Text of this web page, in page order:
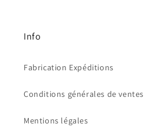
Info
Fabrication Expéditions
Conditions générales de ventes
Mentions légales